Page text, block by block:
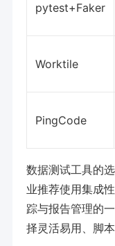
pytest+Faker
Worktile
PingCode
数据测试工具的
业推荐使用集成
踪与报告管理的
择灵活易用、脚